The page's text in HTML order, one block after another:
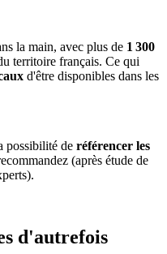
la main, avec plus de 1 300
territoire français. Ce qui
d'être disponibles dans les
possibilité de référencer les
(après étude de
d'autrefois